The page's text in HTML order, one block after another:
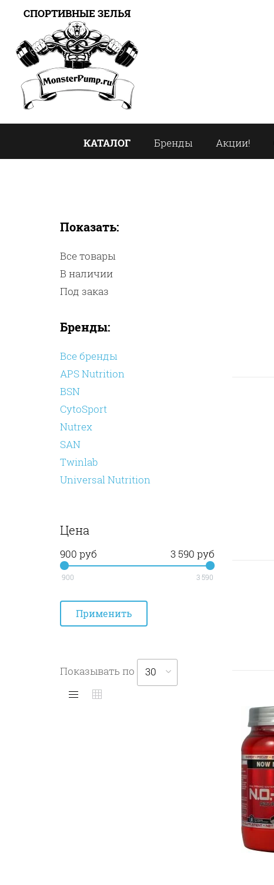
СПОРТИВНЫЕ ЗЕЛЬЯ
КАТАЛОГ Бренды Акции!
Показать:
Все товары
В наличии
Под заказ
Бренды:
Все бренды
APS Nutrition
BSN
CytoSport
Nutrex
SAN
Twinlab
Universal Nutrition
Цена
900 руб 3 590 руб
900 3 590
Показывать по 30